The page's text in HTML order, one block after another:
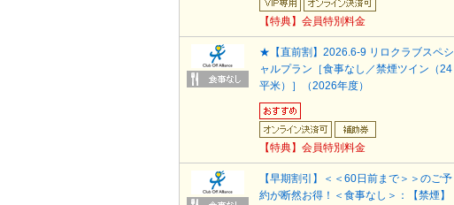
【特典】会員特別料金
★【直前割】2026.6-9 リロクラブスペシ
ャルプラン［食事なし／禁煙ツイン（24
平米）］（2026年度）
【特典】会員特別料金
【早期割引】＜＜60日前まで＞＞のご予
約が断然お得！＜食事なし＞：【禁煙】